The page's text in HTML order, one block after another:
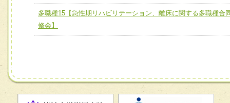
ム】
チーム10【包括的リハビリテーションコンサルテーション
ーム】
チーム13【非がんに対する緩和ケアチーム】
多職種15【急性期リハビリテーション、離床に関する多職種合
修会】